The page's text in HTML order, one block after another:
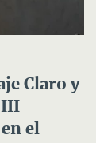
Claro y
III
el